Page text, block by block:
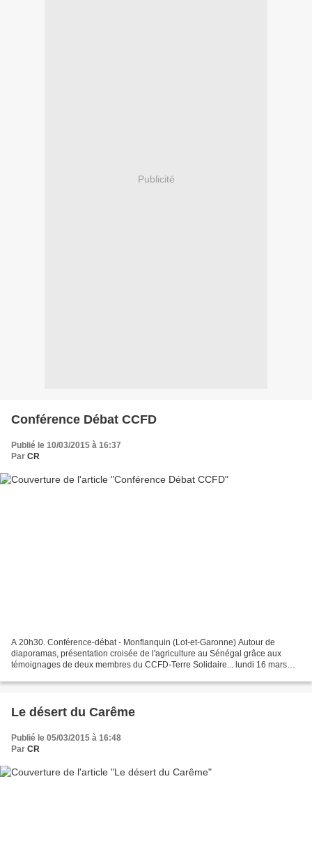
Publicité
Conférence Débat CCFD
Publié le 10/03/2015 à 16:37
Par CR
A 20h30. Conférence-débat - Monflanquin (Lot-et-Garonne) Autour de
diaporamas, présentation croisée de l'agriculture au Sénégal grâce aux
témoignages de deux membres du CCFD-Terre Solidaire... lundi 16 mars
Le désert du Carême
Publié le 05/03/2015 à 16:48
Par CR